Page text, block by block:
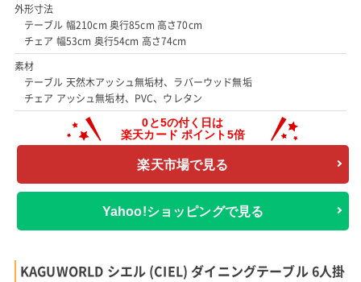
外形寸法
テーブル 幅210cm 奥行85cm 高さ70cm
チェア 幅53cm 奥行54cm 高さ74cm
素材
テーブル 天然木アッシュ無垢材、ラバーウッド無垢
チェア アッシュ無垢材、PVC、ウレタン
楽天市場で見る
Yahoo!ショッピングで見る
KAGUWORLD シエル (CIEL) ダイニングテーブル 6人掛